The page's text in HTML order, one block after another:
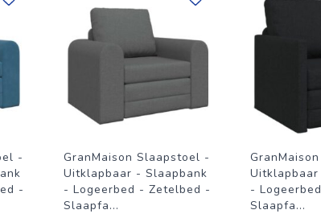
-
-
GranMaison Slaapstoel -
Uitklapbaar - Slaapbank
- Logeerbed - Zetelbed -
Slaapfa...
-
Slaapfa...